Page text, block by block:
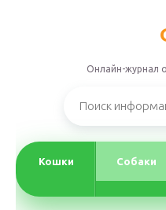
Онлайн-журнал
Кошки Собаки